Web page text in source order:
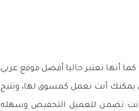
أنها تعتبر حاليا أفضل موقع عربي
يمكنك أنت تعمل كمسوق لها، وتتيح
فأنت تضمن للعميل التخفيض وسهله